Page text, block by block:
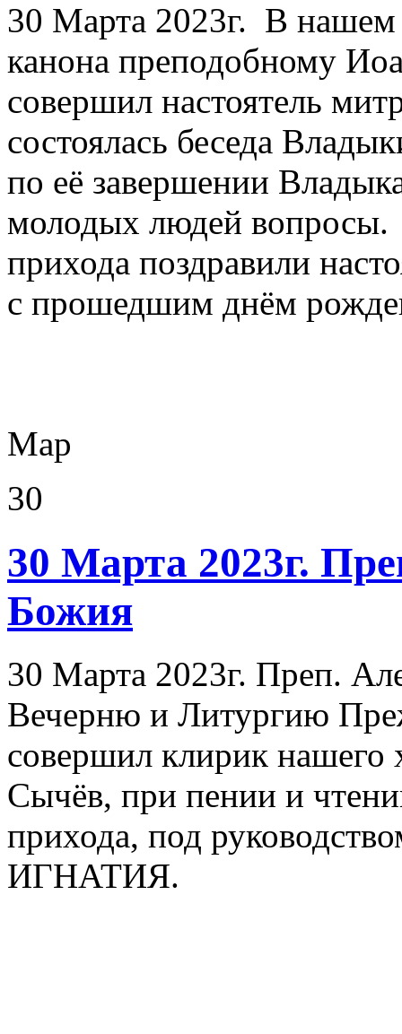
30 Марта 2023г. В нашем
канона преподобному
совершил настоятель
состоялась беседа
по её завершении
молодых людей вопросы.
прихода поздравили
с прошедшим днём
Мар
30
30 Марта 2023г.
Божия
30 Марта 2023г. Преп.
Вечерню и Литургию
совершил клирик нашего
Сычёв, при пении и
прихода, под
ИГНАТИЯ.